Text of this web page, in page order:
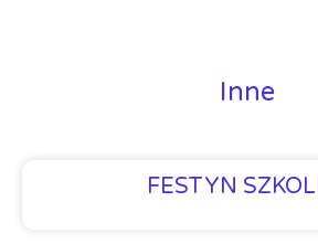
Inne
FESTYN